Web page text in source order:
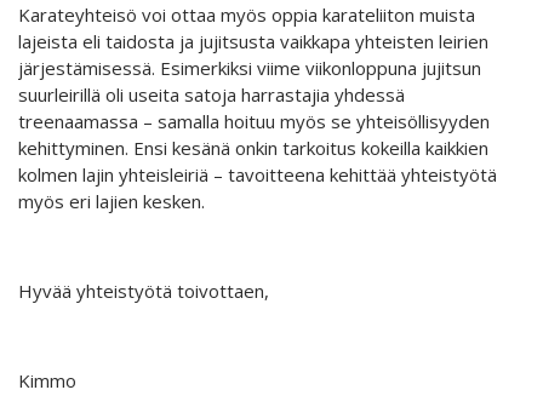
Karateyhteisö voi ottaa myös oppia karateliiton muista
lajeista eli taidosta ja jujitsusta vaikkapa yhteisten leirien
järjestämisessä. Esimerkiksi viime viikonloppuna jujitsun
suurleirillä oli useita satoja harrastajia yhdessä
treenaamassa – samalla hoituu myös se yhteisöllisyyden
kehittyminen. Ensi kesänä onkin tarkoitus kokeilla kaikkien
kolmen lajin yhteisleiriä – tavoitteena kehittää yhteistyötä
myös eri lajien kesken.
Hyvää yhteistyötä toivottaen,
Kimmo